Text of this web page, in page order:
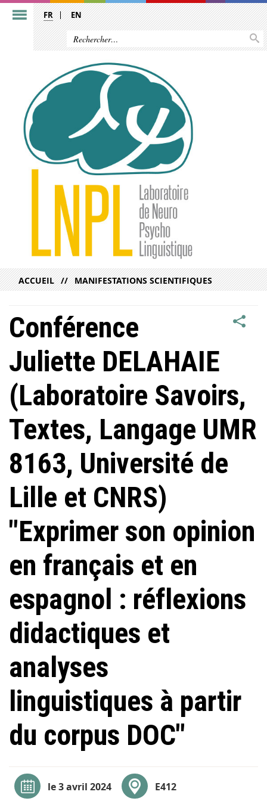
FR EN
ACCUEIL MANIFESTATIONS SCIENTIFIQUES
Conférence
Juliette DELAHAIE
(Laboratoire Savoirs,
Textes, Langage UMR
8163, Université de
Lille et CNRS)
"Exprimer son opinion
en français et en
espagnol : réflexions
didactiques et
analyses
linguistiques à partir
du corpus DOC"
le 3 avril 2024 E412